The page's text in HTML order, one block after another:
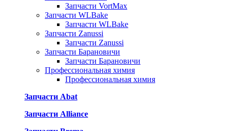
Запчасти VortMax
Запчасти WLBake
Запчасти WLBake
Запчасти Zanussi
Запчасти Zanussi
Запчасти Барановичи
Запчасти Барановичи
Профессиональная химия
Профессиональная химия
Запчасти Abat
Запчасти Alliance